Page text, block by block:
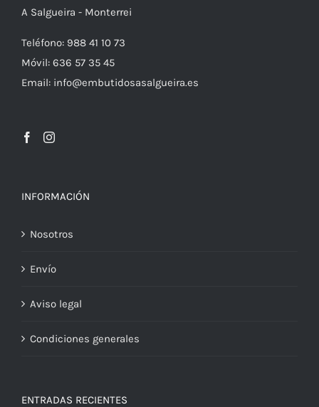
A Salgueira - Monterrei
Teléfono: 988 41 10 73
Móvil: 636 57 35 45
Email: info@embutidosasalgueira.es
INFORMACIÓN
Nosotros
Envío
Aviso legal
Condiciones generales
ENTRADAS RECIENTES